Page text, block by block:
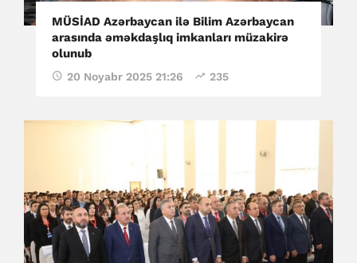
MÜSİAD Azərbaycan ilə Bilim Azərbaycan
arasında əməkdaşlıq imkanları müzakirə
olunub
20 Noyabr 2025 21:26 235